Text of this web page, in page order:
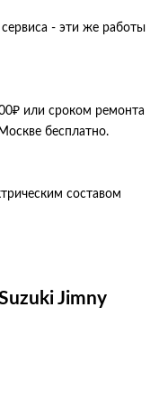
сервиса - эти же работы
или сроком ремонта
бесплатно.
составом
Jimny